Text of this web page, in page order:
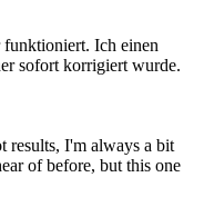
funktioniert. Ich einen
sofort korrigiert wurde.
results, I'm always a bit
of before, but this one